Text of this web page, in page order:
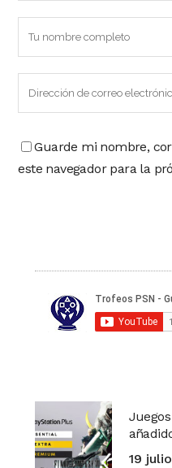
Guarde mi nombre,
este navegador para la
19